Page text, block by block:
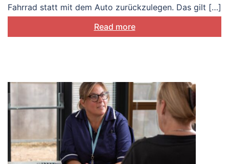
Fahrrad statt mit dem Auto zurückzulegen. Das gilt […]
Read more